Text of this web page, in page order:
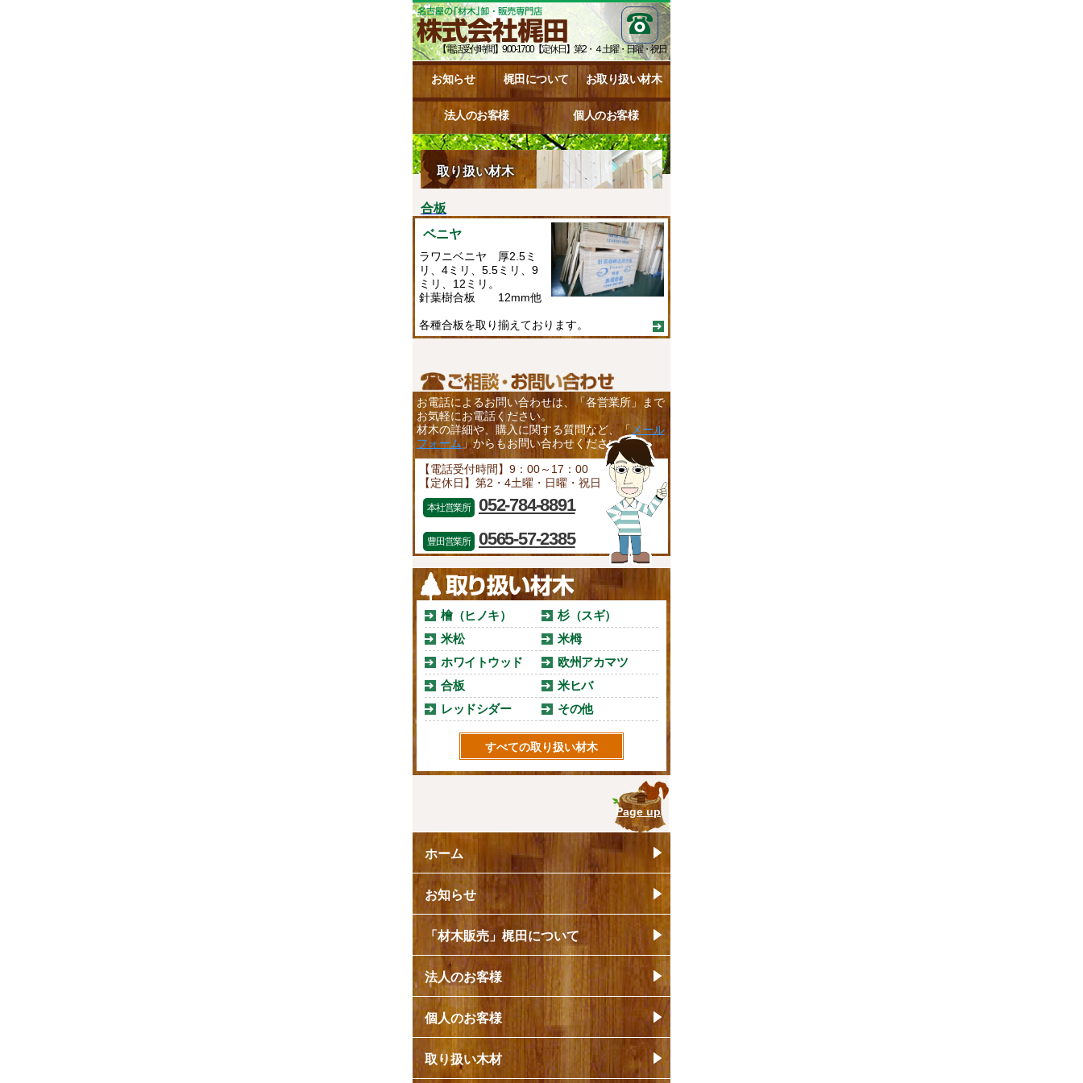
【電話受付時間】9:00-17:00【定休日】第2・４土曜・日曜・祝日
お知らせ 梶田について お取り扱い材木
法人のお客様 個人のお客様
取り扱い材木
合板
ベニヤ
ラワニベニヤ 厚2.5ミ
リ、4ミリ、5.5ミリ、9
ミリ、12ミリ。
針葉樹合板 12mm他
各種合板を取り揃えております。
お電話によるお問い合わせは、「各営業所」まで
お気軽にお電話ください。
材木の詳細や、購入に関する質問など、「メール
フォーム 」からもお問い合わせください。
【電話受付時間】9：00～17：00
【定休日】第2・4土曜・日曜・祝日
本社営業所 052-784-8891
豊田営業所 0565-57-2385
檜（ヒノキ）
杉（スギ）
米松
米栂
ホワイトウッド
欧州アカマツ
合板
米ヒバ
レッドシダー
その他
すべての取り扱い材木
Page up
ホーム
お知らせ
「材木販売」梶田について
法人のお客様
個人のお客様
取り扱い木材